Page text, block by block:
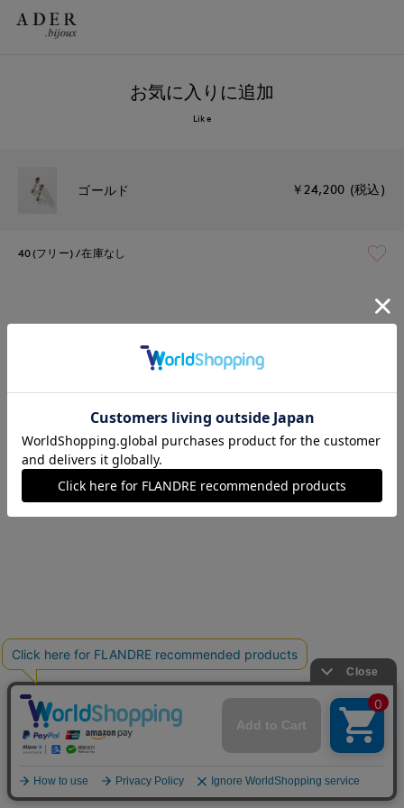
お気に入りに追加
Like
ゴールド ￥24,200 (税込)
40(フリー) 在庫なし